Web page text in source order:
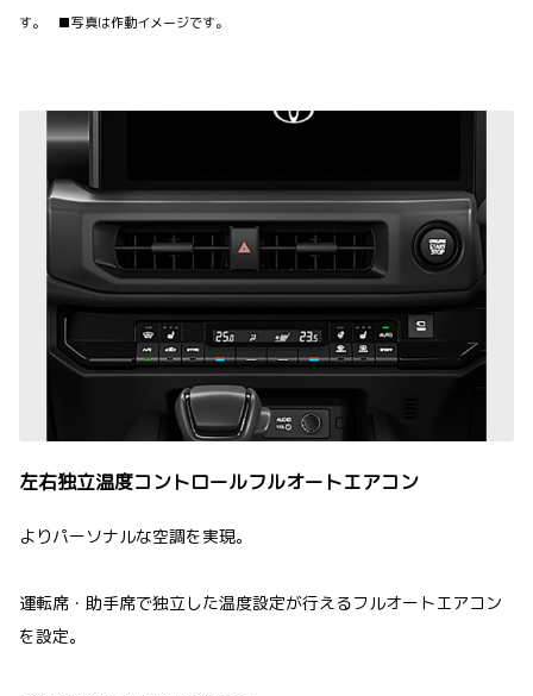
す。 ■写真は作動イメージです。
左右独立温度コントロールフルオートエアコン
よりパーソナルな空調を実現。
運転席・助手席で独立した温度設定が行えるフルオートエアコン
を設定。